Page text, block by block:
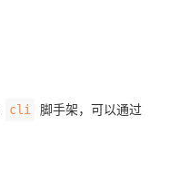
cli 脚手架，可以通过